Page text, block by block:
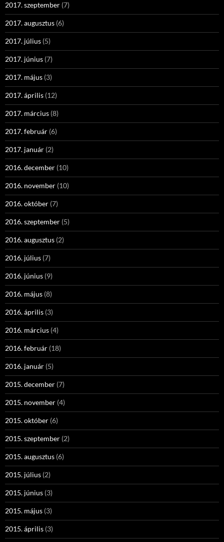
2017. szeptember (7)
2017. augusztus (6)
2017. július (5)
2017. június (7)
2017. május (3)
2017. április (12)
2017. március (8)
2017. február (6)
2017. január (2)
2016. december (10)
2016. november (10)
2016. október (7)
2016. szeptember (5)
2016. augusztus (2)
2016. július (7)
2016. június (9)
2016. május (8)
2016. április (3)
2016. március (4)
2016. február (18)
2016. január (5)
2015. december (7)
2015. november (4)
2015. október (6)
2015. szeptember (2)
2015. augusztus (6)
2015. július (2)
2015. június (3)
2015. május (3)
2015. április (3)